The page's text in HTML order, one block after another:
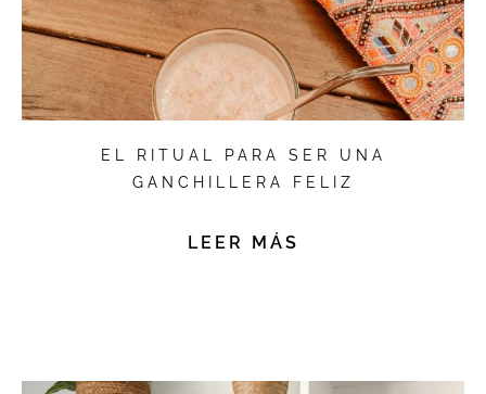
EL RITUAL PARA SER UNA
GANCHILLERA FELIZ
LEER MÁS